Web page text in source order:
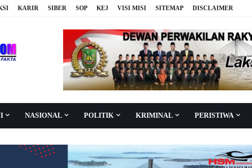
KARIR SIBER SOP KEJ VISI MISI SITEMAP DISCLAIMER
NASIONAL POLITIK KRIMINAL PERISTIWA